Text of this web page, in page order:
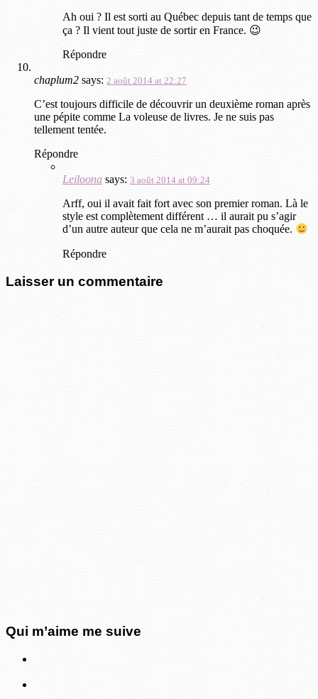
Ah oui ? Il est sorti au Québec depuis tant de temps que
ça ? Il vient tout juste de sortir en France. 😉
Répondre
chaplum2 says: 2 août 2014 at 22:27
C’est toujours difficile de découvrir un deuxième roman après
une pépite comme La voleuse de livres. Je ne suis pas
tellement tentée.
Répondre
Leiloona says: 3 août 2014 at 09:24
Arff, oui il avait fait fort avec son premier roman. Là le
style est complètement différent … il aurait pu s’agir
d’un autre auteur que cela ne m’aurait pas choquée.
Répondre
Laisser un commentaire
Qui m’aime me suive